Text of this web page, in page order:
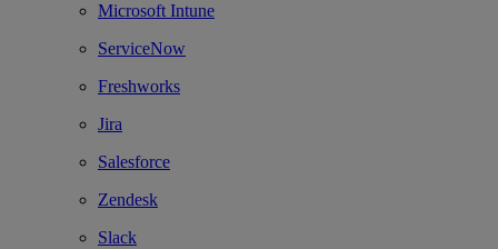
Microsoft Intune
ServiceNow
Freshworks
Jira
Salesforce
Zendesk
Slack